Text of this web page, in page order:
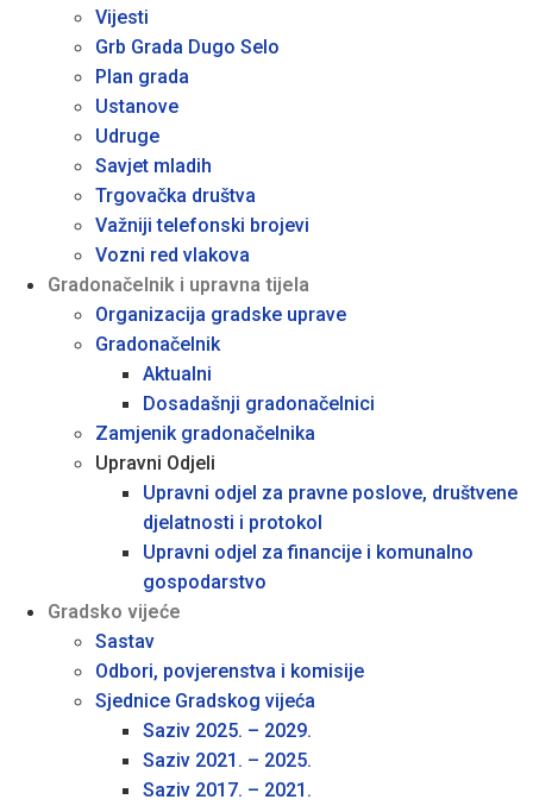
Vijesti
Grb Grada Dugo Selo
Plan grada
Ustanove
Udruge
Savjet mladih
Trgovačka društva
Važniji telefonski brojevi
Vozni red vlakova
Gradonačelnik i upravna tijela
Organizacija gradske uprave
Gradonačelnik
Aktualni
Dosadašnji gradonačelnici
Zamjenik gradonačelnika
Upravni Odjeli
Upravni odjel za pravne poslove, društvene
djelatnosti i protokol
Upravni odjel za financije i komunalno
gospodarstvo
Gradsko vijeće
Sastav
Odbori, povjerenstva i komisije
Sjednice Gradskog vijeća
Saziv 2025. – 2029.
Saziv 2021. – 2025.
Saziv 2017. – 2021.